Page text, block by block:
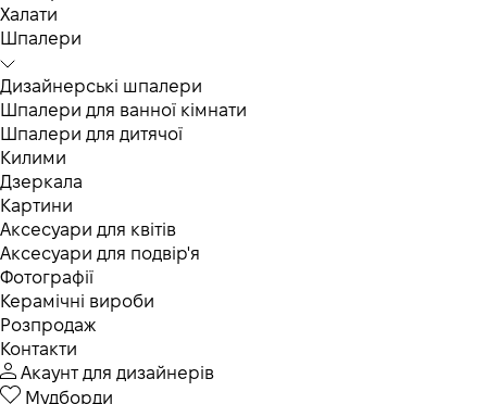
Халати
Шпалери
Дизайнерські шпалери
Шпалери для ванної кімнати
Шпалери для дитячої
Килими
Дзеркала
Картини
Аксесуари для квітів
Аксесуари для подвір'я
Фотографії
Керамічні вироби
Розпродаж
Контакти
Акаунт для дизайнерів
Мудборди